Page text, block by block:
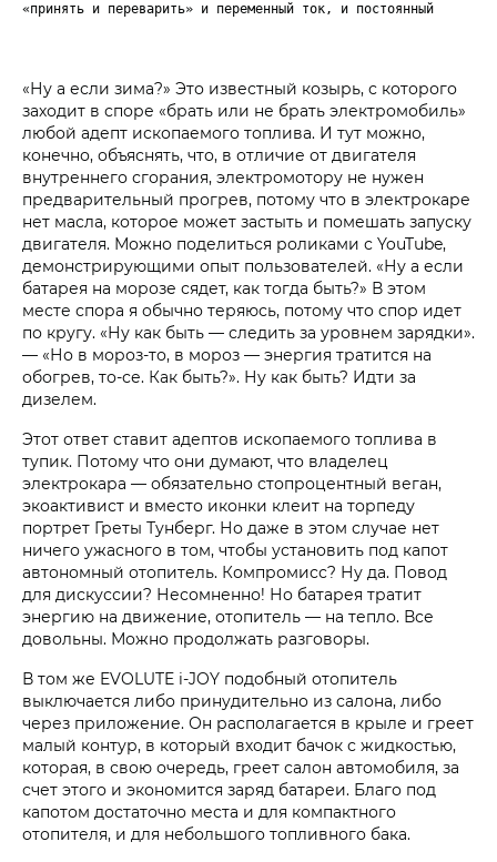
«принять и переварить» и переменный ток, и постоянный
«Ну а если зима?» Это известный козырь, с которого
заходит в споре «брать или не брать электромобиль»
любой адепт ископаемого топлива. И тут можно,
конечно, объяснять, что, в отличие от двигателя
внутреннего сгорания, электромотору не нужен
предварительный прогрев, потому что в электрокаре
нет масла, которое может застыть и помешать запуску
двигателя. Можно поделиться роликами с YouTube,
демонстрирующими опыт пользователей. «Ну а если
батарея на морозе сядет, как тогда быть?» В этом
месте спора я обычно теряюсь, потому что спор идет
по кругу. «Ну как быть — следить за уровнем зарядки».
— «Но в мороз-то, в мороз — энергия тратится на
обогрев, то-се. Как быть?». Ну как быть? Идти за
дизелем.
Этот ответ ставит адептов ископаемого топлива в
тупик. Потому что они думают, что владелец
электрокара — обязательно стопроцентный веган,
экоактивист и вместо иконки клеит на торпеду
портрет Греты Тунберг. Но даже в этом случае нет
ничего ужасного в том, чтобы установить под капот
автономный отопитель. Компромисс? Ну да. Повод
для дискуссии? Несомненно! Но батарея тратит
энергию на движение, отопитель — на тепло. Все
довольны. Можно продолжать разговоры.
В том же EVOLUTE i‑JOY подобный отопитель
выключается либо принудительно из салона, либо
через приложение. Он располагается в крыле и греет
малый контур, в который входит бачок с жидкостью,
которая, в свою очередь, греет салон автомобиля, за
счет этого и экономится заряд батареи. Благо под
капотом достаточно места и для компактного
отопителя, и для небольшого топливного бака.